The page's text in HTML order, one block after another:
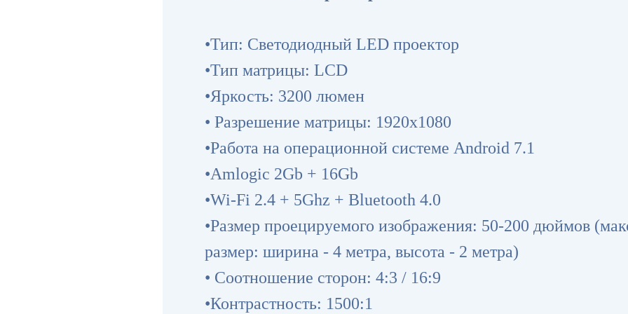
•Тип: Светодиодный LED проектор
•Тип матрицы: LCD
•Яркость: 3200 люмен
• Разрешение матрицы: 1920х1080
•Работа на операционной системе Android 7.1
•Amlogic 2Gb + 16Gb
•Wi-Fi 2.4 + 5Ghz + Bluetooth 4.0
•Размер проецируемого изображения: 50-200 дюймов
размер: ширина - 4 метра, высота - 2 метра)
• Соотношение сторон: 4:3 / 16:9
•Контрастность: 1500:1